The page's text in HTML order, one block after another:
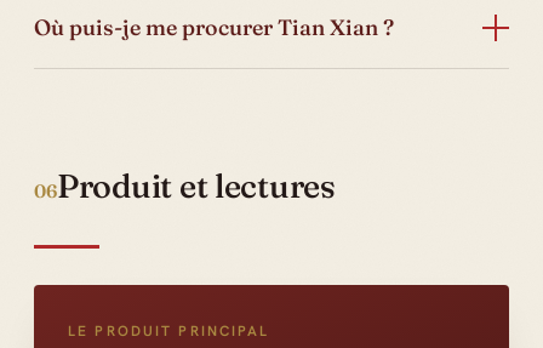
Où puis-je me procurer Tian Xian ?
06Produit et lectures
LE PRODUIT PRINCIPAL